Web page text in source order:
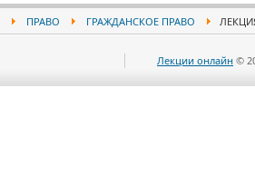
ПРАВО ГРАЖДАНСКОЕ ПРАВО
Лекции онлайн ©